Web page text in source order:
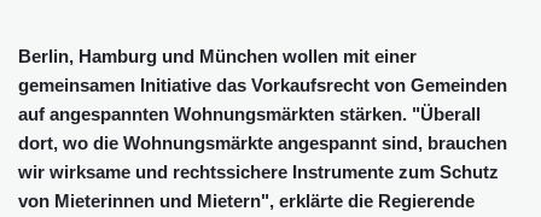
Berlin, Hamburg und München wollen mit einer
gemeinsamen Initiative das Vorkaufsrecht von Gemeinden
auf angespannten Wohnungsmärkten stärken. "Überall
dort, wo die Wohnungsmärkte angespannt sind, brauchen
wir wirksame und rechtssichere Instrumente zum Schutz
von Mieterinnen und Mietern", erklärte die Regierende